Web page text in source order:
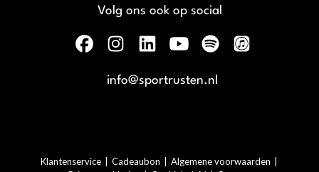
Volg ons ook op social
info@sportrusten.nl
Klantenservice Cadeaubon Algemene voorwaarden